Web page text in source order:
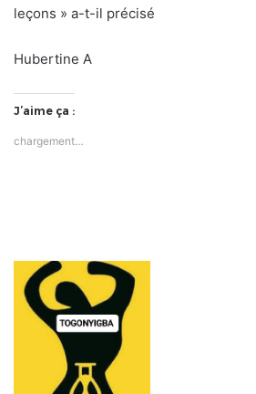
leçons » a-t-il précisé
Hubertine A
J’aime ça :
chargement…